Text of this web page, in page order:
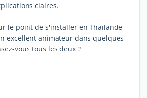
claires.
le point de s'installer en Thaïlande
excellent animateur dans quelques
vous tous les deux ?